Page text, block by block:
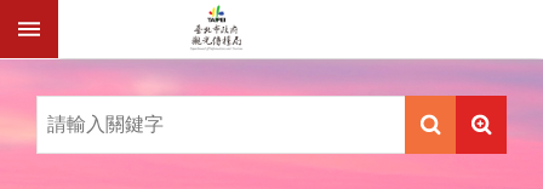
跳到主要內容區塊